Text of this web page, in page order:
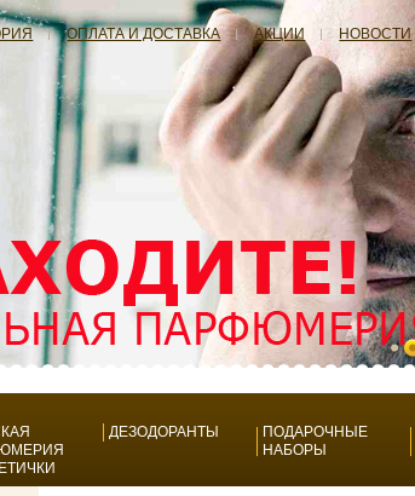
ОПЛАТА И ДОСТАВКА АКЦИИ НОВОСТИ
ДЕЗОДОРАНТЫ
ПОДАРОЧНЫЕ
НАБОРЫ